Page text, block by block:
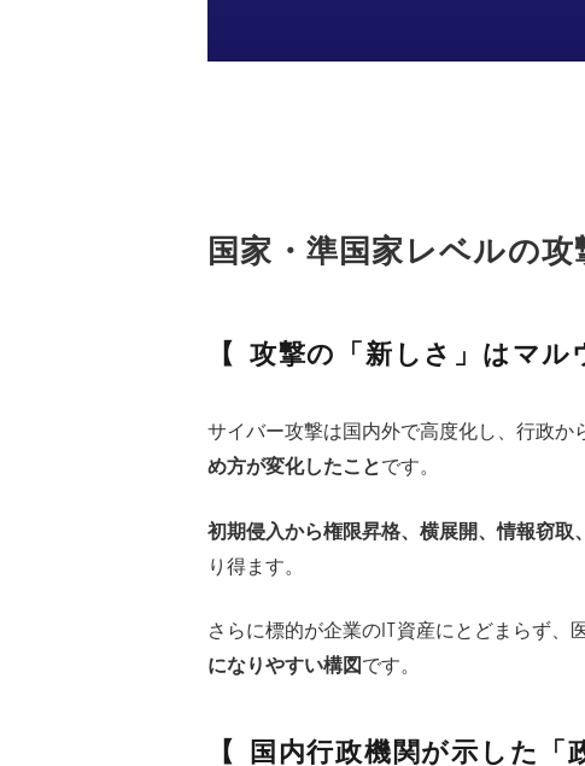
国家・準国家レベルの
攻撃の「新しさ」はマル
サイバー攻撃は国内外で高度化し、行政か
め方が変化したことです。
初期侵入から権限昇格、横展開、情報窃取
り得ます。
さらに標的が企業のIT資産にとどまらず、
になりやすい構図です。
国内行政機関が示した「